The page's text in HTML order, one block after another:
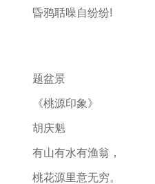
昏鸦聒噪自纷纷!
题盆景
《桃源印象》
胡庆魁
有山有水有渔翁，
桃花源里意无穷。